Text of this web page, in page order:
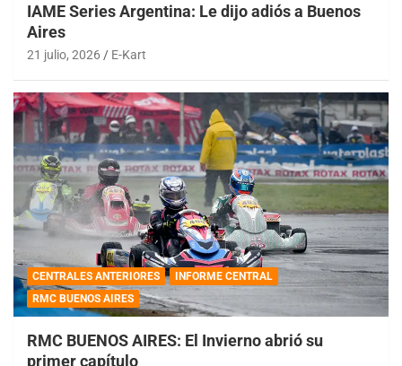
IAME Series Argentina: Le dijo adiós a Buenos
Aires
21 julio, 2026 E-Kart
CENTRALES ANTERIORES
INFORME CENTRAL
RMC BUENOS AIRES
RMC BUENOS AIRES: El Invierno abrió su
primer capítulo